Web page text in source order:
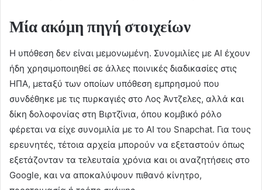
Μία ακόμη πηγή στοιχείων
Η υπόθεση δεν είναι μεμονωμένη. Συνομιλίες με AI έχουν
ήδη χρησιμοποιηθεί σε άλλες ποινικές διαδικασίες στις
ΗΠΑ, μεταξύ των οποίων υπόθεση εμπρησμού που
συνδέθηκε με τις πυρκαγιές στο Λος Άντζελες, αλλά και
δίκη δολοφονίας στη Βιρτζίνια, όπου κομβικό ρόλο
φέρεται να είχε συνομιλία με το AI του Snapchat. Για τους
ερευνητές, τέτοια αρχεία μπορούν να εξεταστούν όπως
εξετάζονταν τα τελευταία χρόνια και οι αναζητήσεις στο
Google, και να αποκαλύψουν πιθανό κίνητρο,